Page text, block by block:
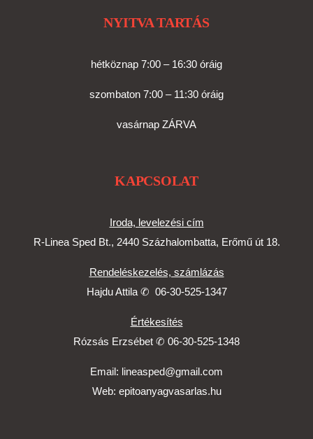
NYITVA TARTÁS
hétköznap 7:00 – 16:30 óráig
szombaton 7:00 – 11:30 óráig
vasárnap ZÁRVA
KAPCSOLAT
Iroda, levelezési cím
R-Linea Sped Bt., 2440 Százhalombatta, Erőmű út 18.
Rendeléskezelés, számlázás
Hajdu Attila ✆ 06-30-525-1347
Értékesítés
Rózsás Erzsébet ✆ 06-30-525-1348
Email: lineasped@gmail.com
Web: epitoanyagvasarlas.hu